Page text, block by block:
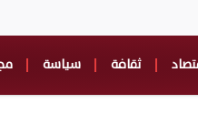
ثقافة سياسة